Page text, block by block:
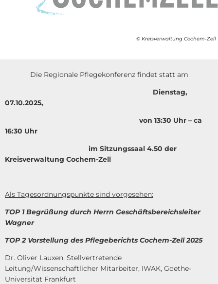
© Kreisverwaltung Cochem-Zell
Die Regionale Pflegekonferenz findet statt am
Dienstag,
07.10.2025,
von 13:30 Uhr – ca
16:30 Uhr
im Sitzungssaal 4.50 der
Kreisverwaltung Cochem-Zell
Als Tagesordnungspunkte sind vorgesehen:
TOP 1 Begrüßung durch Herrn Geschäftsbereichsleiter
Wagner
TOP 2 Vorstellung des Pflegeberichts Cochem-Zell 2025
Dr. Oliver Lauxen, Stellvertretende
Leitung/Wissenschaftlicher Mitarbeiter, IWAK, Goethe-
Universität Frankfurt